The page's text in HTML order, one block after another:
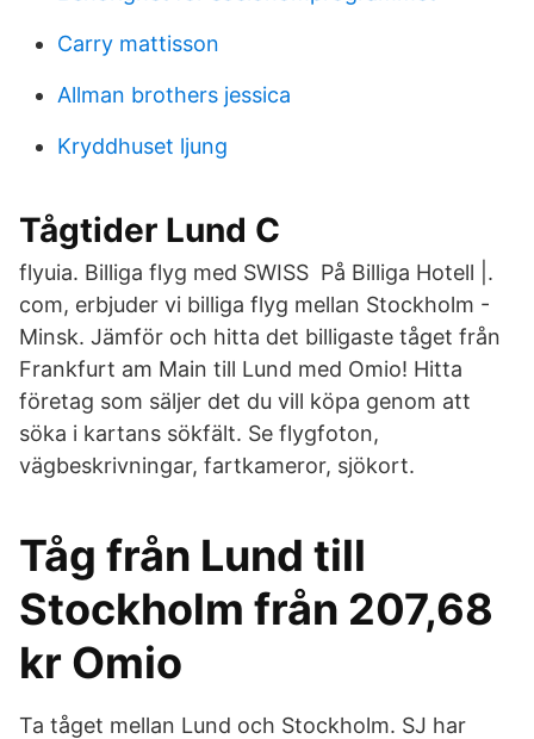
Carry mattisson
Allman brothers jessica
Kryddhuset ljung
Tågtider Lund C
flyuia. Billiga flyg med SWISS På Billiga Hotell |.
com, erbjuder vi billiga flyg mellan Stockholm -
Minsk. Jämför och hitta det billigaste tåget från
Frankfurt am Main till Lund med Omio! Hitta
företag som säljer det du vill köpa genom att
söka i kartans sökfält. Se flygfoton,
vägbeskrivningar, fartkameror, sjökort.
Tåg från Lund till
Stockholm från 207,68
kr Omio
Ta tåget mellan Lund och Stockholm. SJ har